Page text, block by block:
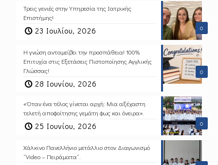
0
Τρεις γενιές στην Υπηρεσία της Ιατρικής
Επιστήμης!
23 Ιουλίου, 2026
0
Η γνώση ανταμείβει την προσπάθεια! 100%
Επιτυχία στις Εξετάσεις Πιστοποίησης Αγγλικής
Γλώσσας!
28 Ιουνίου, 2026
0
«Όταν ένα τέλος γίνεται αρχή: Μια αξέχαστη
τελετή αποφοίτησης γεμάτη φως και όνειρα».
25 Ιουνίου, 2026
Χάλκινο Πανελλήνιο μετάλλιο στον Διαγωνισμό
“Video – Πειράματα”.